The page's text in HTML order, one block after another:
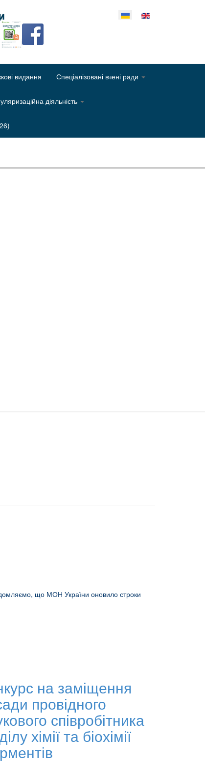
свою мову
видання Спеціалізовані вчені ради
діяльність
що МОН України оновило строки
на заміщення
провідного
співробітника
хімії та біохімії